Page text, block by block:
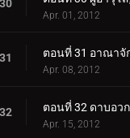
Apr. 01, 2012
ตอนที่ 31 อาณาจั
Apr. 08, 2012
ตอนที่ 32 ดาบอว
Apr. 15, 2012